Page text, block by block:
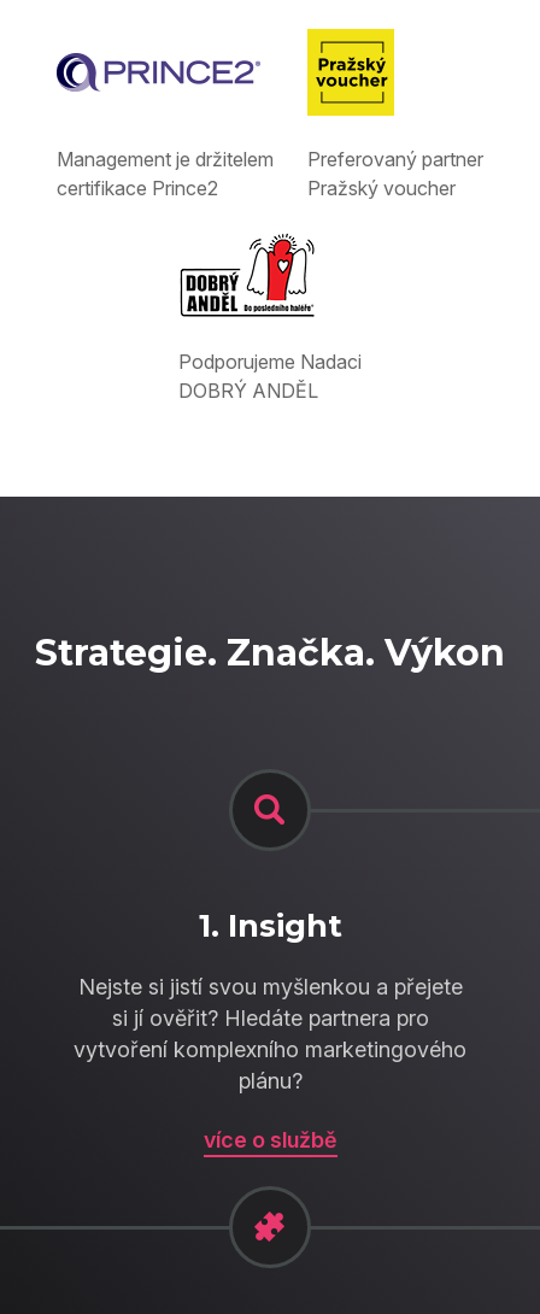
Management je držitelem
certifikace Prince2
Preferovaný partner
Pražský voucher
Podporujeme Nadaci
DOBRÝ ANDĚL
Strategie. Značka. Výkon
1. Insight
Nejste si jistí svou myšlenkou a přejete
si jí ověřit? Hledáte partnera pro
vytvoření komplexního marketingového
plánu?
více o službě